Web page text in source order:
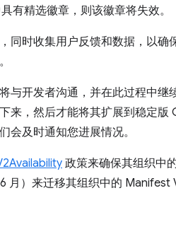
有精选徽章，则该徽章将失效。
同时收集用户反馈和数据，以
与开发者沟通，并在此过程中
来，然后才能将其扩展到稳定
会及时通知您进展情况。
政策来确保其组织中
月）来迁移其组织中的